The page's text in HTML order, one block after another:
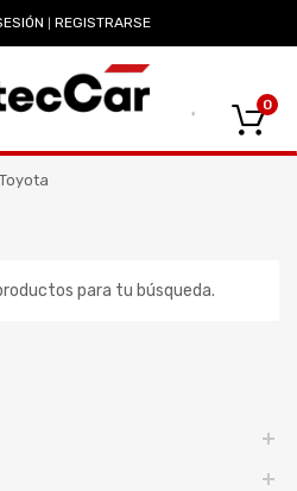
REGISTRARSE
0
Toyota
para tu búsqueda.